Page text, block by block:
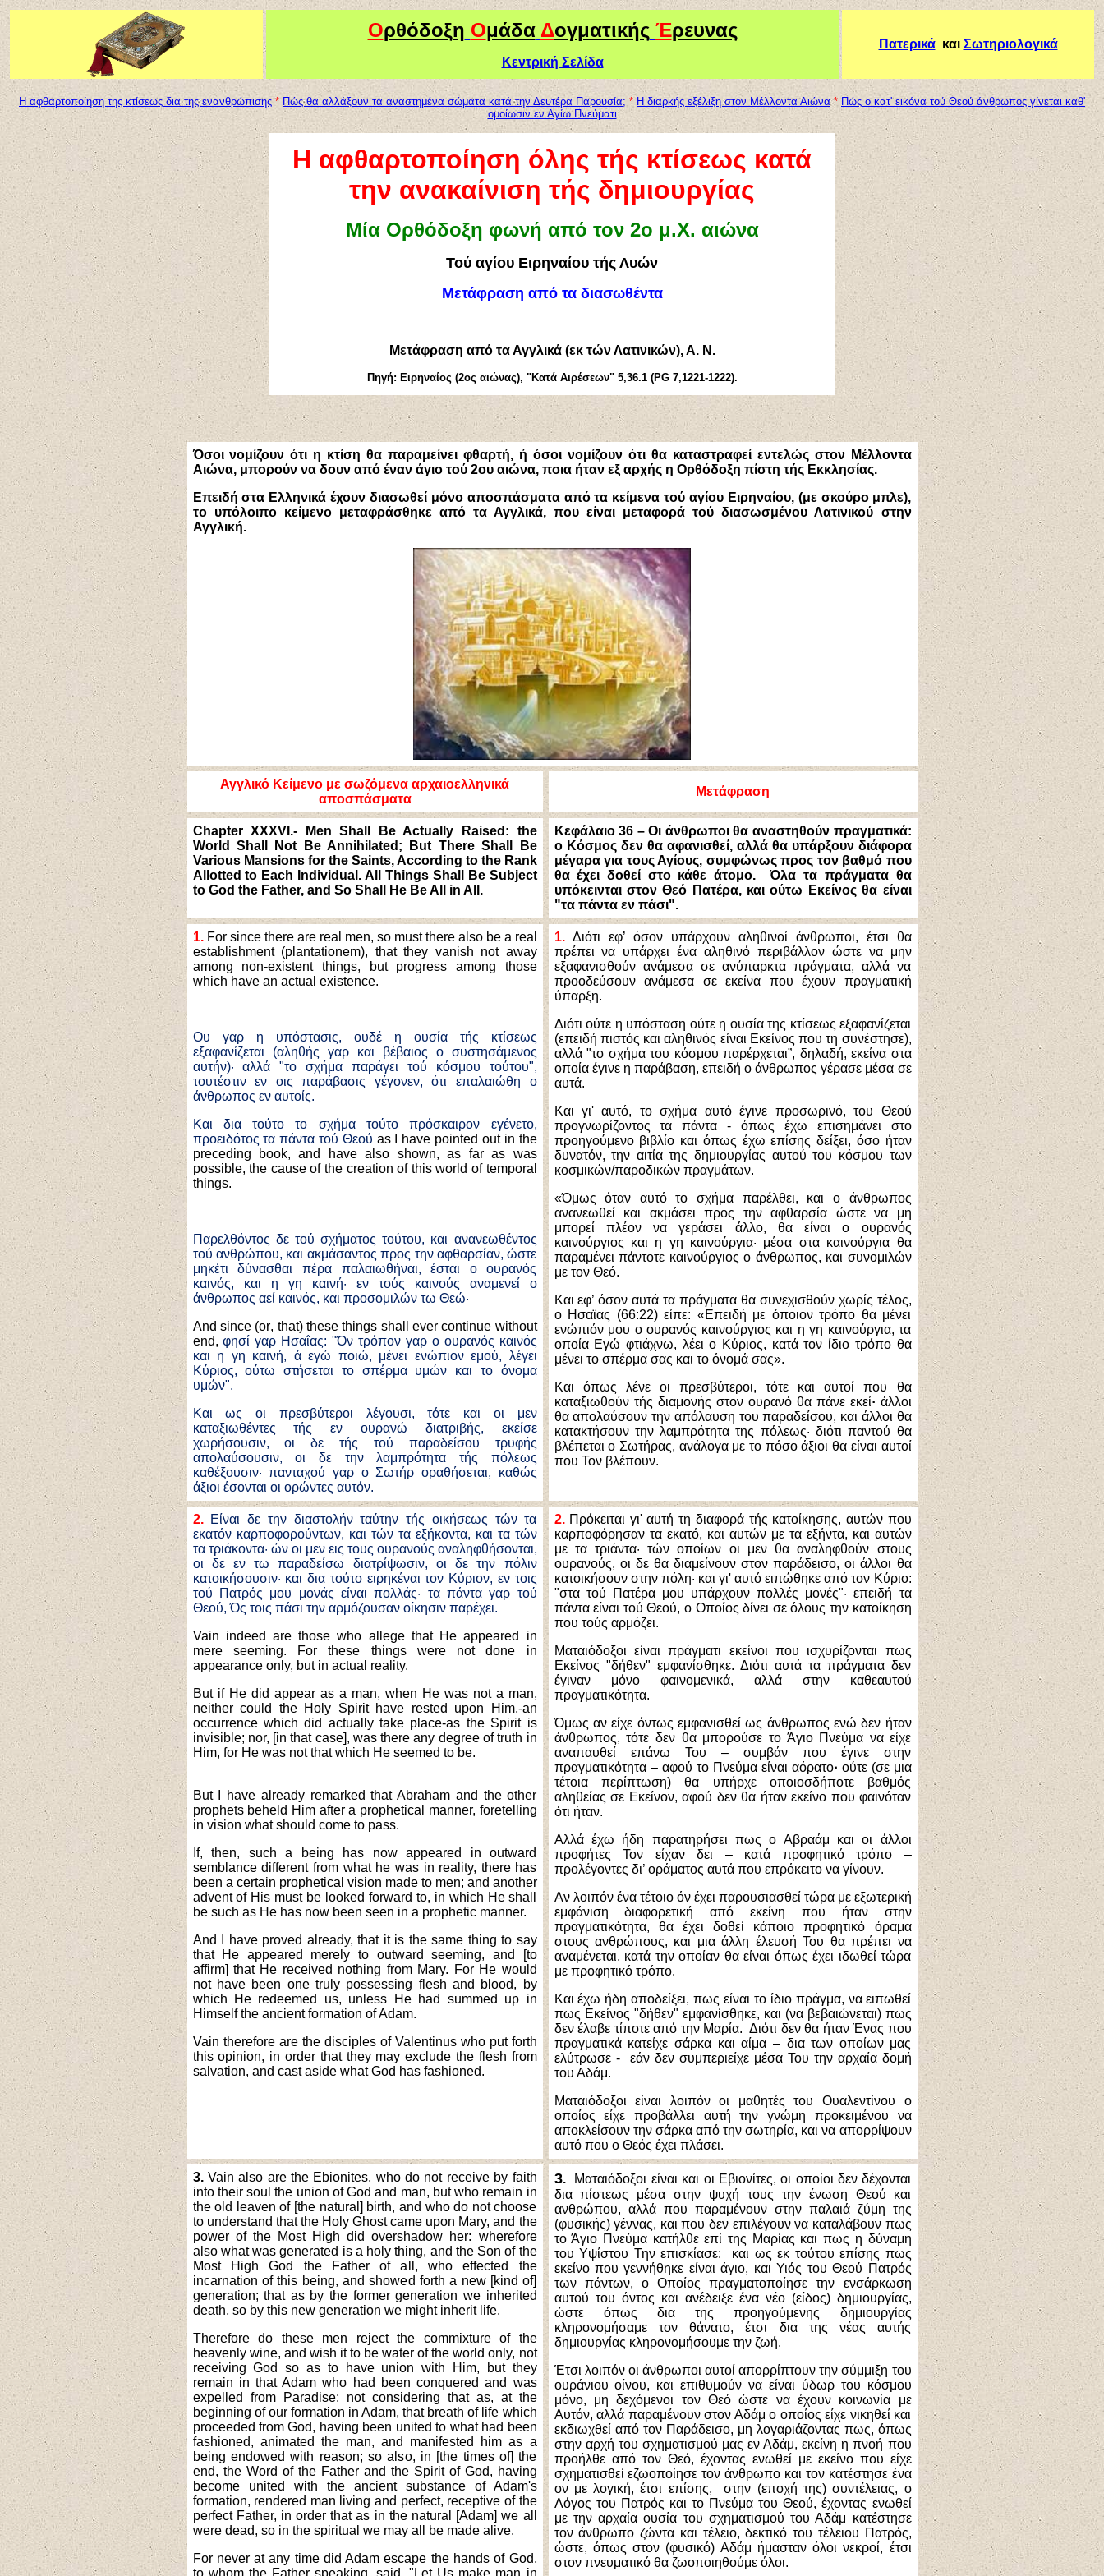
Ορθόδοξη Ομάδα Δογματικής Έρευνας
Κεντρική Σελίδα
Πατερικάκαι Σωτηριολογικά
Η αφθαρτοποίηση της κτίσεως δια της ενανθρώπισης * Πώς θα αλλάξουν τα αναστημένα σώματα κατάτην Δευτέρα Παρουσία; * Η διαρκής εξέλιξη στον Μέλλοντα Αιώνα * Πώς ο κατ' εικόνα τού Θεού άνθρωπος γίνεται καθ'
ομοίωσιν εν Αγίω Πνεύματι
Η αφθαρτοποίηση όλης τής κτίσεως κατά
την ανακαίνιση τής δημιουργίας
Μία Ορθόδοξη φωνή από τον 2ο μ.Χ. αιώνα
Τού αγίου Ειρηναίου τής Λυών
Μετάφραση από τα διασωθέντα
Μετάφραση από τα Αγγλικά (εκ τών Λατινικών), Α. Ν.
Πηγή: Ειρηναίος (2ος αιώνας), "Κατά Αιρέσεων" 5,36.1 (PG 7,1221-1222).
Όσοι νομίζουν ότι η κτίση θα παραμείνει φθαρτή, ή όσοι νομίζουν ότι θα καταστραφεί εντελώς στον Μέλλοντα
Αιώνα, μπορούν να δουν από έναν άγιο τού 2ου αιώνα, ποια ήταν εξ αρχής η Ορθόδοξη πίστη τής Εκκλησίας.
Επειδή στα Ελληνικά έχουν διασωθεί μόνο αποσπάσματα από τα κείμενα τού αγίου Ειρηναίου, (με σκούρο μπλε),
το υπόλοιπο κείμενο μεταφράσθηκε από τα Αγγλικά, που είναι μεταφορά τού διασωσμένου Λατινικού στην
Αγγλική.
Αγγλικό Κείμενο με σωζόμενα αρχαιοελληνικά
αποσπάσματα
Μετάφραση
Chapter XXXVI.- Men Shall Be Actually Raised: the
World Shall Not Be Annihilated; But There Shall Be
Various Mansions for the Saints, According to the Rank
Allotted to Each Individual. All Things Shall Be Subject
to God the Father, and So Shall He Be All in All.
Κεφάλαιο 36 – Οι άνθρωποι θα αναστηθούν πραγματικά:
ο Κόσμος δεν θα αφανισθεί, αλλάθα υπάρξουν διάφορα
μέγαρα για τους Αγίους, συμφώνως προς τον βαθμό που
θα έχει δοθεί στο κάθε άτομο. Όλα τα πράγματα θα
υπόκεινται στον Θεό Πατέρα, και ούτω Εκείνος θα είναι
"τα πάντα εν πάσι".
1. For since there are real men, so must there also be a real
establishment (plantationem), that they vanish not away
among non-existent things, but progress among those
which have an actual existence.
Ου γαρ η υπόστασις, ουδέ η ουσία τής κτίσεως
εξαφανίζεται (αληθής γαρ και βέβαιος ο συστησάμενος
αυτήν)· αλλά "το σχήμα παράγει τού κόσμου τούτου",
τουτέστιν εν οις παράβασις γέγονεν, ότι επαλαιώθη ο
άνθρωπος εν αυτοίς.
Και δια τούτο το σχήμα τούτο πρόσκαιρον εγένετο,
προειδότος τα πάντα τού Θεού as I have pointed out in the
preceding book, and have also shown, as far as was
possible, the cause of the creation of this world of temporal
things.
Παρελθόντος δε τού σχήματος τούτου, και ανανεωθέντος
τού ανθρώπου, και ακμάσαντος προς την αφθαρσίαν, ώστε
μηκέτι δύνασθαι πέρα παλαιωθήναι, έσται ο ουρανός
καινός, και η γη καινή· εν τούς καινούς αναμενεί ο
άνθρωπος αεί καινός, και προσομιλών τω Θεώ·
And since(or, that) these things shall ever continue without
end,φησί γαρ Ησαΐας: "Όν τρόπον γαρ ο ουρανός καινός
και η γη καινή, ά εγώ ποιώ, μένει ενώπιον εμού, λέγει
Κύριος, ούτω στήσεται το σπέρμα υμών και το όνομα
υμών".
Καιως οι πρεσβύτεροι λέγουσι, τότε και οι μεν
καταξιωθέντες τής εν ουρανώ διατριβής, εκείσε
χωρήσουσιν, οι δε τής τού παραδείσου τρυφής
απολαύσουσιν, οι δε την λαμπρότητα τής πόλεως
καθέξουσιν· πανταχού γαρ ο Σωτήρ οραθήσεται, καθώς
άξιοι έσονται οι ορώντες αυτόν.
1.Διότι εφ’ όσον υπάρχουν αληθινοί άνθρωποι, έτσι θα
πρέπει να υπάρχει ένα αληθινό περιβάλλον ώστε να μην
εξαφανισθούν ανάμεσα σε ανύπαρκτα πράγματα, αλλά να
προοδεύσουν ανάμεσα σε εκείνα που έχουν πραγματική
ύπαρξη.
Διότι ούτε η υπόσταση ούτε η ουσία της κτίσεως εξαφανίζεται
(επειδή πιστός και αληθινός είναι Εκείνος που τη συνέστησε),
αλλά "το σχήμα του κόσμου παρέρχεται”, δηλαδή, εκείνα στα
οποία έγινε η παράβαση, επειδή ο άνθρωπος γέρασε μέσα σε
αυτά.
Και γι' αυτό, το σχήμα αυτό έγινε προσωρινό, του Θεού
προγνωρίζοντος τα πάντα - όπως έχω επισημάνει στο
προηγούμενο βιβλίο και όπως έχω επίσης δείξει, όσο ήταν
δυνατόν, την αιτία της δημιουργίας αυτού του κόσμου των
κοσμικών/παροδικών πραγμάτων.
«Όμως όταν αυτό το σχήμα παρέλθει, και ο άνθρωπος
ανανεωθεί και ακμάσει προς την αφθαρσία ώστε να μη
μπορεί πλέον να γεράσει άλλο, θα είναι ο ουρανός
καινούργιος και η γη καινούργια· μέσα στα καινούργια θα
παραμένει πάντοτε καινούργιος ο άνθρωπος, και συνομιλών
με τον Θεό.
Και εφ’ όσον αυτά τα πράγματα θα συνεχισθούν χωρίς τέλος,
ο Ησαϊας (66:22) είπε: «Επειδή με όποιον τρόπο θα μένει
ενώπιόν μου ο ουρανός καινούργιος και η γη καινούργια, τα
οποία Εγώ φτιάχνω, λέει ο Κύριος, κατά τον ίδιο τρόπο θα
μένει το σπέρμα σας και το όνομά σας».
Και όπως λένε οι πρεσβύτεροι, τότε και αυτοί που θα
καταξιωθούν τής διαμονής στον ουρανό θα πάνε εκεί· άλλοι
θα απολαύσουν την απόλαυση του παραδείσου, και άλλοι θα
κατακτήσουν την λαμπρότητα της πόλεως· διότι παντού θα
βλέπεται ο Σωτήρας, ανάλογα με το πόσο άξιοι θα είναι αυτοί
που Τον βλέπουν.
2.Είναι δε την διαστολήν ταύτην τής οικήσεως τών τα
εκατόν καρποφορούντων, και τών τα εξήκοντα, και τα τών
τα τριάκοντα· ών οι μεν εις τους ουρανούς αναληφθήσονται,
οι δε εν τω παραδείσω διατρίψωσιν, οι δε την πόλιν
κατοικήσουσιν· και δια τούτο ειρηκέναι τον Κύριον, εν τοις
τού Πατρός μου μονάς είναι πολλάς· τα πάντα γαρ τού
Θεού, Ός τοις πάσι την αρμόζουσαν οίκησιν παρέχει.
Vain indeed are those who allege that He appeared in
mere seeming. For these things were not done in
appearance only, but in actual reality.
But if He did appear as a man, when He was not a man,
neither could the Holy Spirit have rested upon Him,-an
occurrence which did actually take place-as the Spirit is
invisible; nor, [in that case], was there any degree of truth in
Him, for He was not that which He seemed to be.
ButI have already remarked that Abraham and the other
prophets beheld Him after a prophetical manner, foretelling
in vision what should come to pass.
If, then, such a being has now appeared in outward
semblance different from what he was in reality, there has
been a certain prophetical vision made to men; and another
advent of His must be looked forward to, in which He shall
be such as He has now been seen in a prophetic manner.
And I have proved already, that it is the same thing to say
that He appeared merely to outward seeming, and [to
affirm] that He received nothing from Mary. For He would
not have been one truly possessing flesh and blood, by
which He redeemed us, unless He had summed up in
Himself the ancient formation of Adam.
Vain therefore are the disciples of Valentinus who put forth
this opinion, in order that they may exclude the flesh from
salvation, and cast aside what God has fashioned.
2.Πρόκειται γι' αυτή τη διαφορά τής κατοίκησης, αυτών που
καρποφόρησαν τα εκατό, και αυτών με τα εξήντα, και αυτών
με τα τριάντα· τών οποίων οι μεν θα αναληφθούν στους
ουρανούς, οι δε θα διαμείνουν στον παράδεισο, οι άλλοι θα
κατοικήσουν στην πόλη· και γι' αυτό ειπώθηκε από τον Κύριο:
"στα τού Πατέρα μου υπάρχουν πολλές μονές"· επειδή τα
πάντα είναι τού Θεού, ο Οποίος δίνει σε όλους την κατοίκηση
που τούς αρμόζει.
Ματαιόδοξοι είναι πράγματι εκείνοι που ισχυρίζονται πως
Εκείνος "δήθεν" εμφανίσθηκε. Διότι αυτά τα πράγματα δεν
έγιναν μόνο φαινομενικά, αλλά στην καθεαυτού
πραγματικότητα.
Όμως αν είχε όντως εμφανισθεί ως άνθρωπος ενώ δεν ήταν
άνθρωπος, τότε δεν θα μπορούσε το Άγιο Πνεύμα να είχε
αναπαυθεί επάνω Του – συμβάν που έγινε στην
πραγματικότητα – αφού το Πνεύμα είναι αόρατο· ούτε (σε μια
τέτοια περίπτωση) θα υπήρχε οποιοσδήποτε βαθμός
αληθείας σε Εκείνον, αφού δεν θα ήταν εκείνο που φαινόταν
ότι ήταν.
Αλλά έχω ήδη παρατηρήσει πως ο Αβραάμ και οι άλλοι
προφήτες Τον είχαν δει – κατά προφητικό τρόπο –
προλέγοντες δι’ οράματος αυτά που επρόκειτο να γίνουν.
Αν λοιπόν ένα τέτοιο όν έχει παρουσιασθεί τώρα με εξωτερική
εμφάνιση διαφορετική από εκείνη που ήταν στην
πραγματικότητα, θα έχει δοθεί κάποιο προφητικό όραμα
στους ανθρώπους, και μια άλλη έλευσή Του θα πρέπει να
αναμένεται, κατά την οποίαν θα είναι όπως έχει ιδωθεί τώρα
με προφητικό τρόπο.
Και έχω ήδη αποδείξει, πως είναι το ίδιο πράγμα, να ειπωθεί
πως Εκείνος "δήθεν" εμφανίσθηκε, και (να βεβαιώνεται) πως
δεν έλαβε τίποτε από την Μαρία. Διότι δεν θα ήταν Ένας που
πραγματικά κατείχε σάρκα και αίμα – δια των οποίων μας
ελύτρωσε - εάν δεν συμπεριείχε μέσα Του την αρχαία δομή
του Αδάμ.
Ματαιόδοξοι είναι λοιπόν οι μαθητές του Ουαλεντίνου ο
οποίος είχε προβάλλει αυτή την γνώμη προκειμένου να
αποκλείσουν την σάρκα από την σωτηρία, και να απορρίψουν
αυτό που ο Θεός έχει πλάσει.
3.Vain also are the Ebionites, who do not receive by faith
into their soul the union of God and man, but who remain in
the old leaven of [the natural] birth, and who do not choose
to understand that the Holy Ghost came upon Mary, and the
power of the Most High did overshadow her: wherefore
also what was generated is a holy thing, and the Son of the
Most High God the Father of all, who effected the
incarnation of this being, and showed forth a new [kind of]
generation; that as by the former generation we inherited
death, so by this new generation we might inherit life.
Therefore do these men reject the commixture of the
heavenly wine, and wish it to be water of the world only, not
receiving God so as to have union with Him, but they
remain in that Adam who had been conquered and was
expelled from Paradise: not considering that as, at the
beginning of our formation in Adam, that breath of life which
proceeded from God, having been united to what had been
fashioned, animated the man, and manifested him as a
being endowed with reason; so also, in [the times of] the
end, the Word of the Father and the Spirit of God, having
become united with the ancient substance of Adam's
formation, rendered man living and perfect, receptive of the
perfect Father, in order that as in the natural [Adam] we all
were dead, so in the spiritual we may all be made alive.
For never at any time did Adam escape the hands of God,
to whom the Father speaking, said, "Let Us make man in
3.Ματαιόδοξοι είναι και οι Εβιονίτες, οι οποίοι δεν δέχονται
δια πίστεως μέσα στην ψυχή τους την ένωση Θεού και
ανθρώπου, αλλά που παραμένουν στην παλαιά ζύμη της
(φυσικής) γέννας, και που δεν επιλέγουν να καταλάβουν πως
το Άγιο Πνεύμα κατήλθε επί της Μαρίας και πως η δύναμη
του Υψίστου Την επισκίασε: και ως εκ τούτου επίσης πως
εκείνο που γεννήθηκε είναι άγιο, και Υιός του Θεού Πατρός
των πάντων, ο Οποίος πραγματοποίησε την ενσάρκωση
αυτού του όντος και ανέδειξε ένα νέο (είδος) δημιουργίας,
ώστε όπως δια της προηγούμενης δημιουργίας
κληρονομήσαμε τον θάνατο, έτσι δια της νέας αυτής
δημιουργίας κληρονομήσουμε την ζωή.
Έτσι λοιπόν οι άνθρωποι αυτοί απορρίπτουν την σύμμιξη του
ουράνιου οίνου, και επιθυμούν να είναι ύδωρ του κόσμου
μόνο, μη δεχόμενοι τον Θεό ώστε να έχουν κοινωνία με
Αυτόν, αλλά παραμένουν στον Αδάμ ο οποίος είχε νικηθεί και
εκδιωχθεί από τον Παράδεισο, μη λογαριάζοντας πως, όπως
στην αρχή του σχηματισμού μας εν Αδάμ, εκείνη η πνοή που
προήλθε από τον Θεό, έχοντας ενωθεί με εκείνο που είχε
σχηματισθεί εζωοποίησε τον άνθρωπο και τον κατέστησε ένα
ον με λογική, έτσι επίσης, στην (εποχή της) συντέλειας, ο
Λόγος του Πατρός και το Πνεύμα του Θεού, έχοντας ενωθεί
με την αρχαία ουσία του σχηματισμού του Αδάμ κατέστησε
τον άνθρωπο ζώντα και τέλειο, δεκτικό του τέλειου Πατρός,
ώστε, όπως στον (φυσικό) Αδάμ ήμασταν όλοι νεκροί, έτσι
στον πνευματικό θα ζωοποιηθούμε όλοι.